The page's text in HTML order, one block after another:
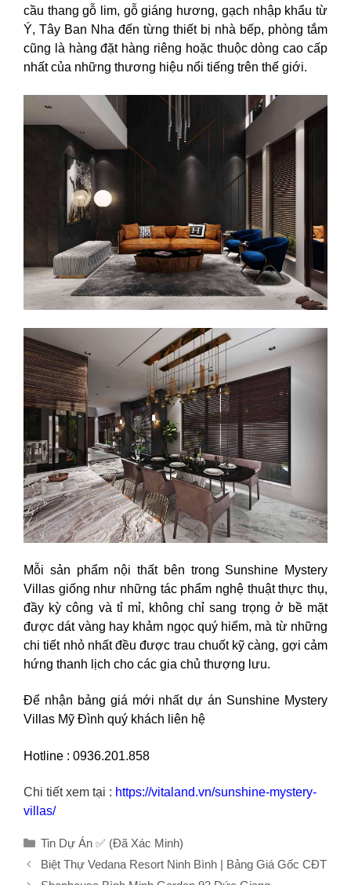
cầu thang gỗ lim, gỗ giáng hương, gạch nhập khẩu từ
Ý, Tây Ban Nha đến từng thiết bị nhà bếp, phòng tắm
cũng là hàng đặt hàng riêng hoặc thuộc dòng cao cấp
nhất của những thương hiệu nổi tiếng trên thế giới.
Mỗi sản phẩm nội thất bên trong Sunshine Mystery
Villas giống như những tác phẩm nghệ thuật thực thụ,
đầy kỳ công và tỉ mỉ, không chỉ sang trọng ở bề mặt
được dát vàng hay khảm ngọc quý hiếm, mà từ những
chi tiết nhỏ nhất đều được trau chuốt kỹ càng, gợi cảm
hứng thanh lịch cho các gia chủ thượng lưu.
Để nhận bảng giá mới nhất dự án Sunshine Mystery
Villas Mỹ Đình quý khách liên hệ
Hotline : 0936.201.858
Chi tiết xem tại : https://vitaland.vn/sunshine-mystery-
villas/
Danh
mục
Tin Dự Án ✅ (Đã Xác Minh)
Biệt Thự Vedana Resort Ninh Bình | Bảng Giá Gốc CĐT